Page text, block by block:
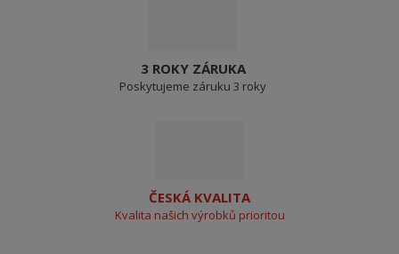
3 ROKY ZÁRUKA
Poskytujeme záruku 3 roky
ČESKÁ KVALITA
Kvalita našich výrobků prioritou